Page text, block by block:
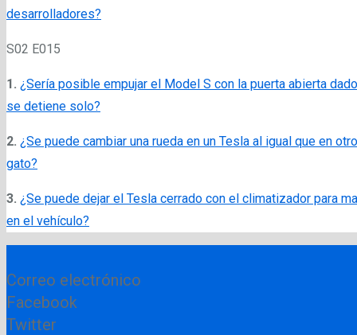
desarrolladores?
S02 E015
1. ¿Sería posible empujar el Model S con la puerta abierta
se detiene solo?
2. ¿Se puede cambiar una rueda en un Tesla al igual que en
gato?
3. ¿Se puede dejar el Tesla cerrado con el climatizador para
en el vehículo?
Correo electrónico
Facebook
Twitter